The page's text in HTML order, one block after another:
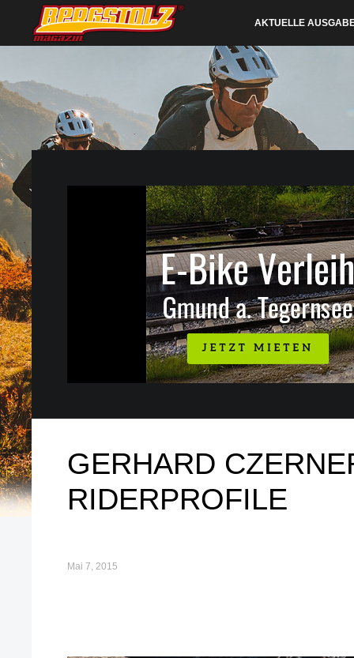
AKTUELLE
GERHARD
RIDERPROFILE
Mai 7, 2015